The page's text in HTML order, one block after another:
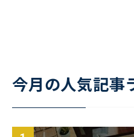
今月の人気記事